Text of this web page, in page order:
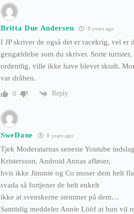
Britta Due Andersen 8 years ago
I JP skriver de også det er racekrig, vel er
gengældelse som du skriver. Sorte
ordentlig, ville ikke have blevet skudt.
var dråben.
0 Reply
SweDane 8 years ago
Tjek Moderatarnas seneste Youtube
Kristersson, Android Annas afløser,
hvis ikke Jimmie og Co moser dem helt
svada så fortjener de helt enkelt
ikke at svenskerne stemmer på dem…
Samtidig meddeler Annie Lööf at hun vil